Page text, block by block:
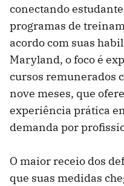
conectando
programas de
acordo com suas
Maryland, o foco é
cursos remunerados
nove meses, que
experiência prática
demanda por
O maior receio dos
que suas medidas